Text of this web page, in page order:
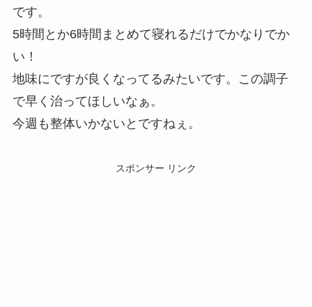
です。
5時間とか6時間まとめて寝れるだけでかなりでか
い！
地味にですが良くなってるみたいです。この調子
で早く治ってほしいなぁ。
今週も整体いかないとですねぇ。
スポンサー リンク